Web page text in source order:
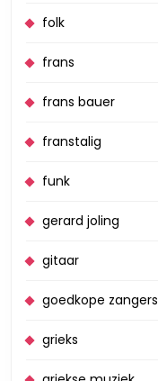
folk
frans
frans bauer
franstalig
funk
gerard joling
gitaar
goedkope zangers
grieks